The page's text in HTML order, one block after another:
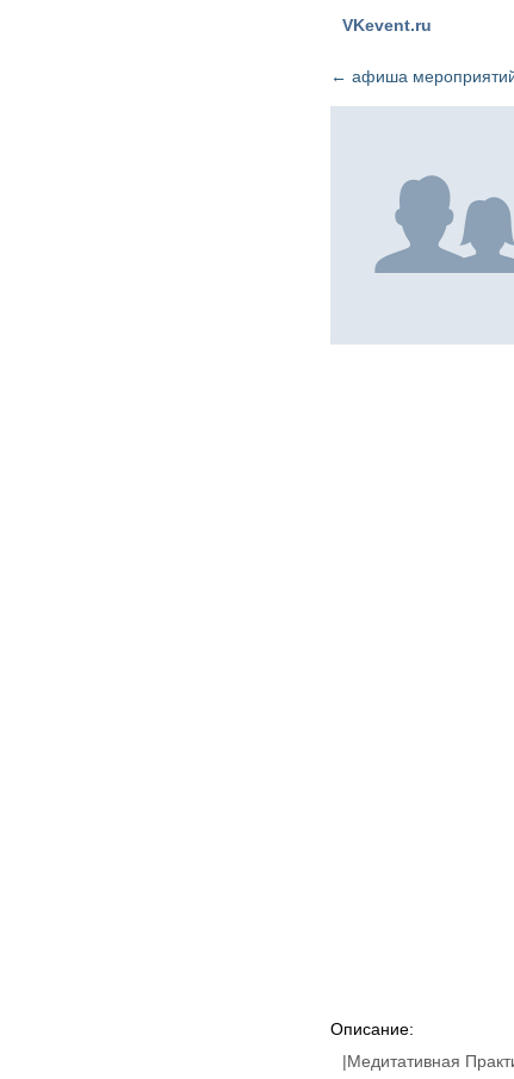
VKevent.ru
← афиша
Описание:
|Медитативная